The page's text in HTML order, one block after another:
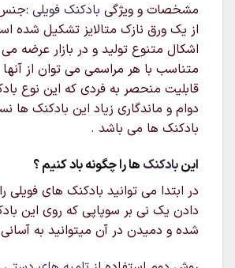
مشخصات و ویژگی بادکنک فویلی :جنس
از یک ورق نازک متالایز تشکیل شده
اشکال متنوع تولید و در بازار عرضه
متناسب با هر مراسمی می توان از
قابلیت منحصر به فردی که این نوع
دوام و ماندگاری زیاد این بادکنک ها
بادکنک ها می باشد .
اینبادکنک ها را چگونه باد کنیم ؟
در ابتدا می توانید بادکنک های فویلی
دادن یک نی بر سوپاپی که روی این
شده و دمیدن در آن میتوانید به آسانی